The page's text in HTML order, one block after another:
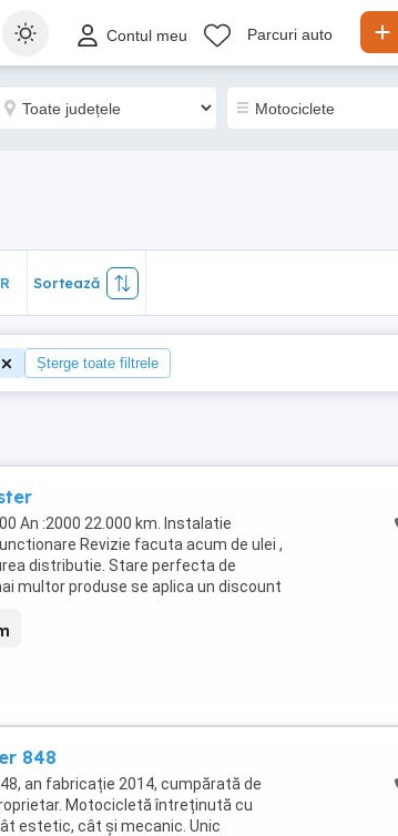
Contul meu Parcuri auto
Sortează
Sortează
Șterge toate filtrele
An :2000 22.000 km. Instalatie
Revizie facuta acum de ulei ,
distributie. Stare perfecta de
multor produse se aplica un discount
848
an fabricație 2014, cumpărată de
Motocicletă întreținută cu
estetic, cât și mecanic. Unic